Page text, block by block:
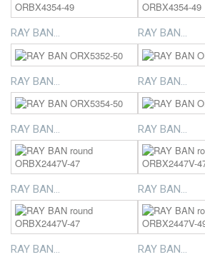
RAY BAN... RAY BAN...
RAY BAN... RAY BAN...
RAY BAN... RAY BAN...
RAY BAN... RAY BAN...
RAY BAN... RAY BAN...